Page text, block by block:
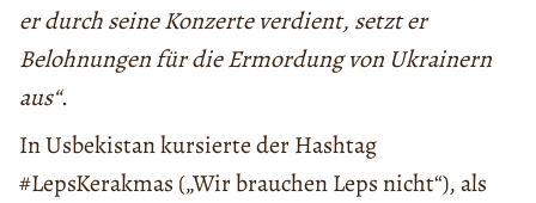
er durch seine Konzerte verdient, setzt er
Belohnungen für die Ermordung von Ukrainern
aus“.
In Usbekistan kursierte der Hashtag
#LepsKerakmas („Wir brauchen Leps nicht“), als